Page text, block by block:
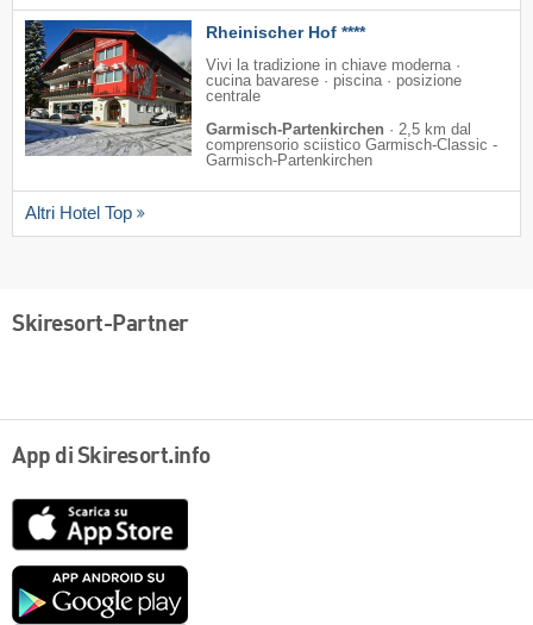
Rheinischer Hof ****
Vivi la tradizione in chiave moderna ·
cucina bavarese · piscina · posizione
centrale
Garmisch-Partenkirchen · 2,5 km dal
comprensorio sciistico Garmisch-Classic -
Garmisch-Partenkirchen
Altri Hotel Top
Skiresort-Partner
App di Skiresort.info
Google